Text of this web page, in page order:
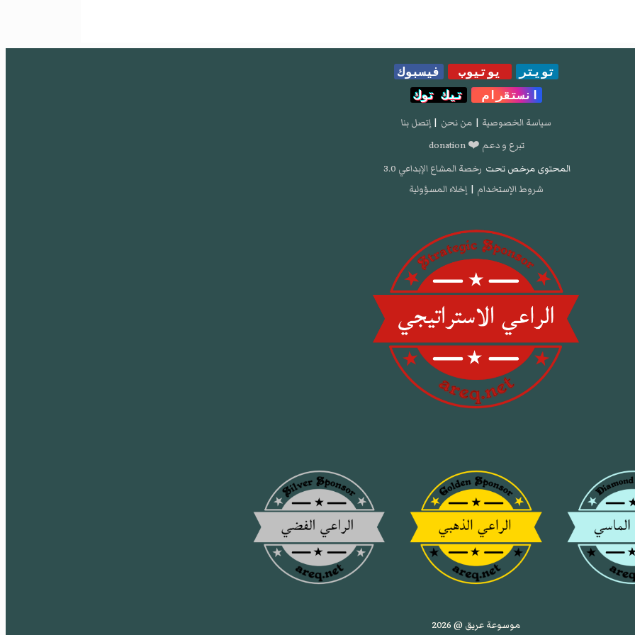
تويتر يوتيوب
فيسبوك
انستقرام
تيك توك
سياسة الخصوصية | من نحن | إتصل بنا
تبرع و دعم ❤️ donation
المحتوى مرخص تحت رخصة المشاع الإبداعي 3.0
شروط الإستخدام | إخلاء المسؤولية
موسوعة عريق @ 2026